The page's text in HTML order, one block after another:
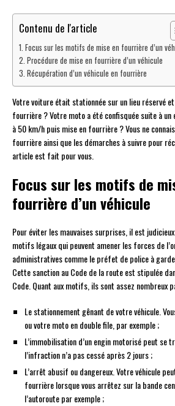
Contenu de l'article
Focus sur les motifs de mise en fourrière d’un
Procédure de mise en fourrière d’un véhicule
Récupération d’un véhicule en fourrière
Votre voiture était stationnée sur un lieu réservé
fourrière ? Votre moto a été confisquée suite à un
à 50 km/h puis mise en fourrière ? Vous ne
fourrière ainsi que les démarches à suivre pour
article est fait pour vous.
Focus sur les motifs de
fourrière d’un véhicule
Pour éviter les mauvaises surprises, il est
motifs légaux qui peuvent amener les forces de
administratives comme le préfet de police à
Cette sanction au Code de la route est stipulée
Code. Quant aux motifs, ils sont assez nombreux
Le stationnement gênant de votre véhicule.
ou votre moto en double file, par exemple ;
L’immobilisation d’un engin motorisé peut
l’infraction n’a pas cessé après 2 jours ;
L’arrêt abusif ou dangereux. Votre véhicule
fourrière lorsque vous arrêtez sur la bande
l’autoroute par exemple ;